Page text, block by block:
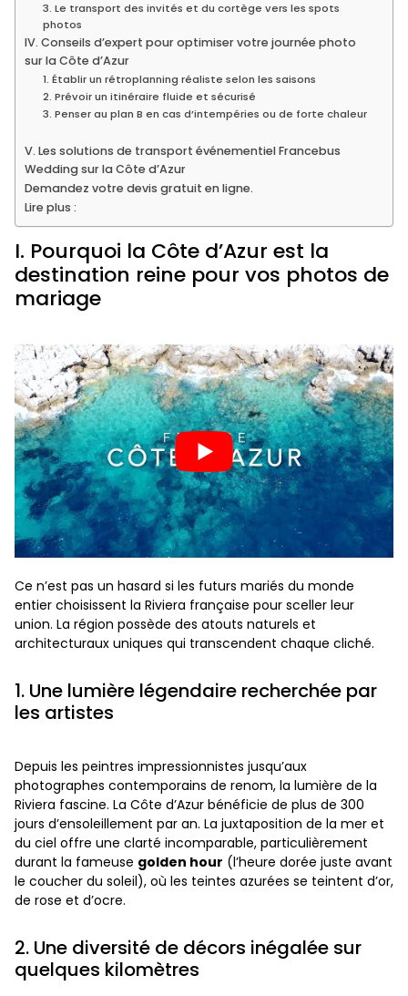
3. Le transport des invités et du cortège vers les spots
photos
IV. Conseils d’expert pour optimiser votre journée photo
sur la Côte d’Azur
1. Établir un rétroplanning réaliste selon les saisons
2. Prévoir un itinéraire fluide et sécurisé
3. Penser au plan B en cas d’intempéries ou de forte chaleur
V. Les solutions de transport événementiel Francebus
Wedding sur la Côte d’Azur
Demandez votre devis gratuit en ligne.
Lire plus :
I. Pourquoi la Côte d’Azur est la
destination reine pour vos photos de
mariage
Ce n’est pas un hasard si les futurs mariés du monde
entier choisissent la Riviera française pour sceller leur
union. La région possède des atouts naturels et
architecturaux uniques qui transcendent chaque cliché.
1. Une lumière légendaire recherchée par
les artistes
Depuis les peintres impressionnistes jusqu’aux
photographes contemporains de renom, la lumière de la
Riviera fascine. La Côte d’Azur bénéficie de plus de 300
jours d’ensoleillement par an. La juxtaposition de la mer et
du ciel offre une clarté incomparable, particulièrement
durant la fameuse golden hour (l’heure dorée juste avant
le coucher du soleil), où les teintes azurées se teintent d’or,
de rose et d’ocre.
2. Une diversité de décors inégalée sur
quelques kilomètres